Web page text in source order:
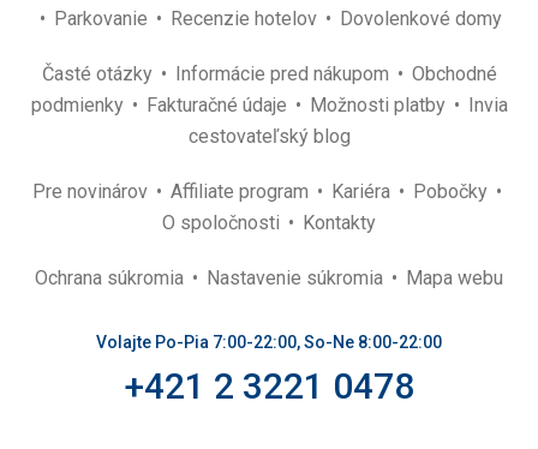
Parkovanie
Recenzie hotelov Dovolenkové domy
Časté otázky Informácie pred nákupom
Obchodné
podmienky
Fakturačné údaje Možnosti platby
Invia
cestovateľský blog
Pre novinárov Affiliate program Kariéra
Pobočky
O spoločnosti
Kontakty
Ochrana súkromia Nastavenie súkromia Mapa webu
Volajte Po-Pia 7:00-22:00, So-Ne 8:00-22:00
+421 2 3221 0478